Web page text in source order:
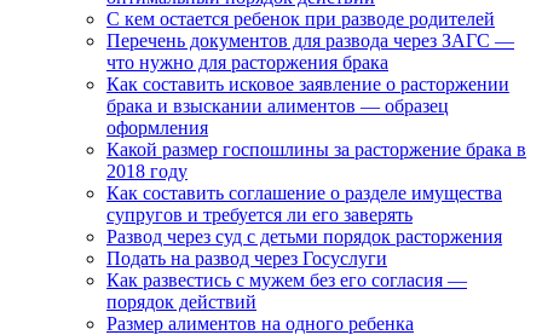
С кем остается ребенок при разводе родителей
Перечень документов для развода через ЗАГС —
что нужно для расторжения брака
Как составить исковое заявление о расторжении
брака и взыскании алиментов — образец
оформления
Какой размер госпошлины за расторжение брака в
2018 году
Как составить соглашение о разделе имущества
супругов и требуется ли его заверять
Развод через суд с детьми порядок расторжения
Подать на развод через Госуслуги
Как развестись с мужем без его согласия —
порядок действий
Размер алиментов на одного ребенка